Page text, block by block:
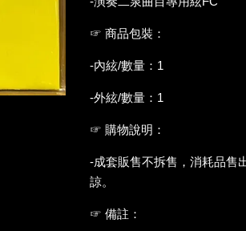
☞ 商品包裝：
-內絃/數量：1
-外絃/數量：1
☞ 購物說明：
-成套販售不拆售，消耗品售
諒。
☞ 備註：